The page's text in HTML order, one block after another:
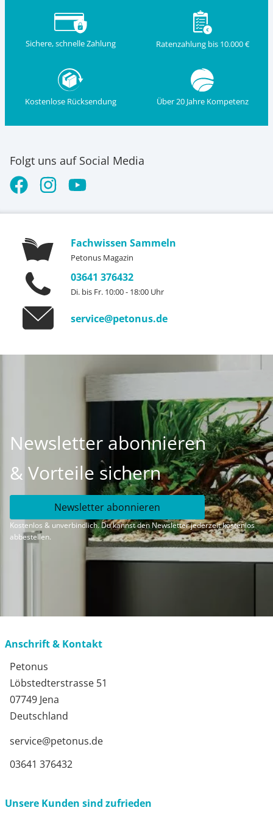
Sichere, schnelle Zahlung Ratenzahlung bis 10.000 €
Kostenlose Rücksendung Über 20 Jahre Kompetenz
Folgt uns auf Social Media
Fachwissen Sammeln
Petonus Magazin
03641 376432
Di. bis Fr. 10:00 - 18:00 Uhr
service@petonus.de
Newsletter abonnieren
& Vorteile sichern
Newsletter abonnieren
Kostenlos & unverbindlich. Du kannst den Newsletter jederzeit kostenlos
abbestellen.
Anschrift & Kontakt
Petonus
Löbstedterstrasse 51
07749 Jena
Deutschland
service@petonus.de
03641 376432
Unsere Kunden sind zufrieden